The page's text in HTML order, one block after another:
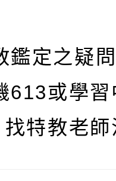
鑑定之疑
613或學
特教老